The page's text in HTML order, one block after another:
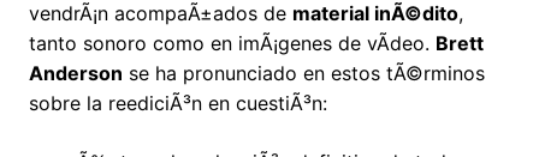
vendrÃ¡n acompaÃ±ados de material inÃ©dito,
tanto sonoro como en imÃ¡genes de vÃ­deo. Brett
Anderson se ha pronunciado en estos tÃ©rminos
sobre la reediciÃ³n en cuestiÃ³n: